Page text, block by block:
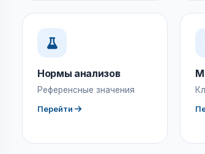
Нормы анализов
Референсные значения
Перейти